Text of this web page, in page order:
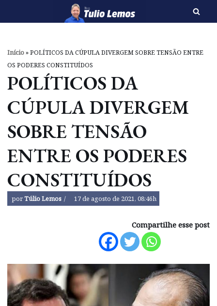
o
conteúdo
Início»POLÍTICOS DA CÚPULA DIVERGEM SOBRE TENSÃO ENTRE
OS PODERES CONSTITUÍDOS
POLÍTICOS DA
CÚPULA DIVERGEM
SOBRE TENSÃO
ENTRE OS PODERES
CONSTITUÍDOS
porTúlio Lemos 17 de agosto de 2021, 08:46h
Compartilhe esse post